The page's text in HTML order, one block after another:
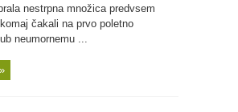
nestrpna množica predvsem
čakali na prvo poletno
neumornemu ...